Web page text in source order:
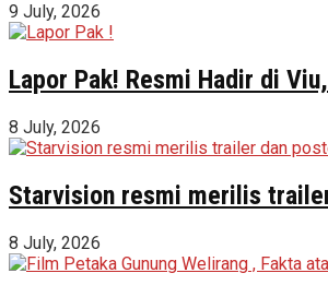
9 July, 2026
Lapor Pak! Resmi Hadir di
8 July, 2026
Starvision resmi merilis
8 July, 2026